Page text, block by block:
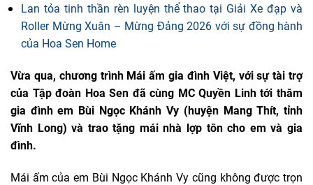
Lan tỏa tinh thần rèn luyện thể thao tại Giải Xe đạp và
Roller Mừng Xuân – Mừng Đảng 2026 với sự đồng hành
của Hoa Sen Home
Vừa qua, chương trình Mái ấm gia đình Việt, với sự tài trợ
của Tập đoàn Hoa Sen đã cùng MC Quyền Linh tới thăm
gia đình em Bùi Ngọc Khánh Vy (huyện Mang Thít, tỉnh
Vĩnh Long) và trao tặng mái nhà lợp tôn cho em và gia
đình.
Mái ấm của em Bùi Ngọc Khánh Vy cũng không được trọn